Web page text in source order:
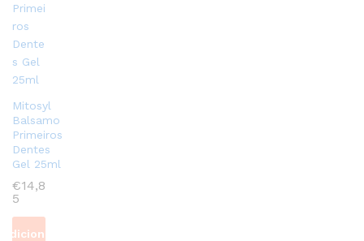
Mitosyl
Balsamo
Primeiros
Dentes
Gel 25ml
€14,8
5
Adicionar